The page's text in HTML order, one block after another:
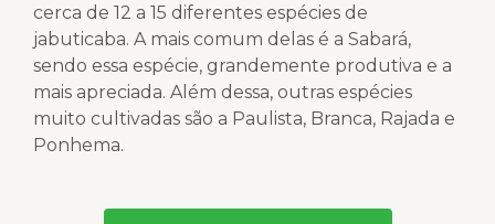
cerca de 12 a 15 diferentes espécies de
jabuticaba. A mais comum delas é a Sabará,
sendo essa espécie, grandemente produtiva e a
mais apreciada. Além dessa, outras espécies
muito cultivadas são a Paulista, Branca, Rajada e
Ponhema.